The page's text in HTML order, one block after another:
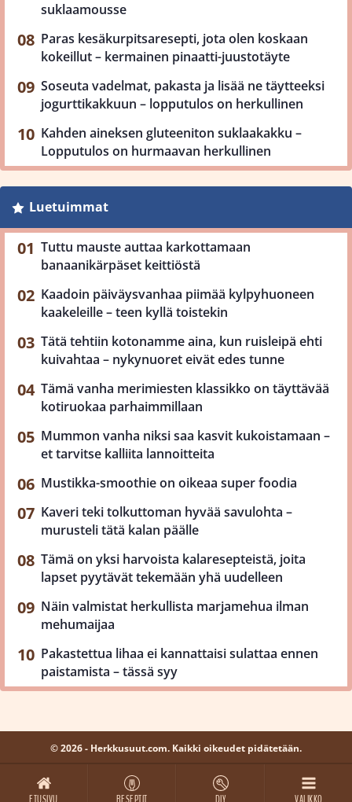
suklaamousse
Paras kesäkurpitsaresepti, jota olen koskaan
kokeillut – kermainen pinaatti-juustotäyte
Soseuta vadelmat, pakasta ja lisää ne täytteeksi
jogurttikakkuun – lopputulos on herkullinen
Kahden aineksen gluteeniton suklaakakku –
Lopputulos on hurmaavan herkullinen
Luetuimmat
Tuttu mauste auttaa karkottamaan
banaanikärpäset keittiöstä
Kaadoin päiväysvanhaa piimää kylpyhuoneen
kaakeleille – teen kyllä toistekin
Tätä tehtiin kotonamme aina, kun ruisleipä ehti
kuivahtaa – nykynuoret eivät edes tunne
Tämä vanha merimiesten klassikko on täyttävää
kotiruokaa parhaimmillaan
Mummon vanha niksi saa kasvit kukoistamaan –
et tarvitse kalliita lannoitteita
Mustikka-smoothie on oikeaa super foodia
Kaveri teki tolkuttoman hyvää savulohta –
murusteli tätä kalan päälle
Tämä on yksi harvoista kalaresepteistä, joita
lapset pyytävät tekemään yhä uudelleen
Näin valmistat herkullista marjamehua ilman
mehumaijaa
Pakastettua lihaa ei kannattaisi sulattaa ennen
paistamista – tässä syy
© 2026 - Herkkusuut.com. Kaikki oikeudet pidätetään.